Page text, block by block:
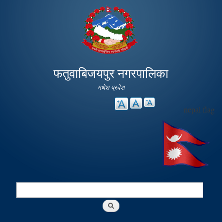
main
content
फतुवाबिजयपुर नगरपालिका
मधेश प्रदेश
nepal flag
Search